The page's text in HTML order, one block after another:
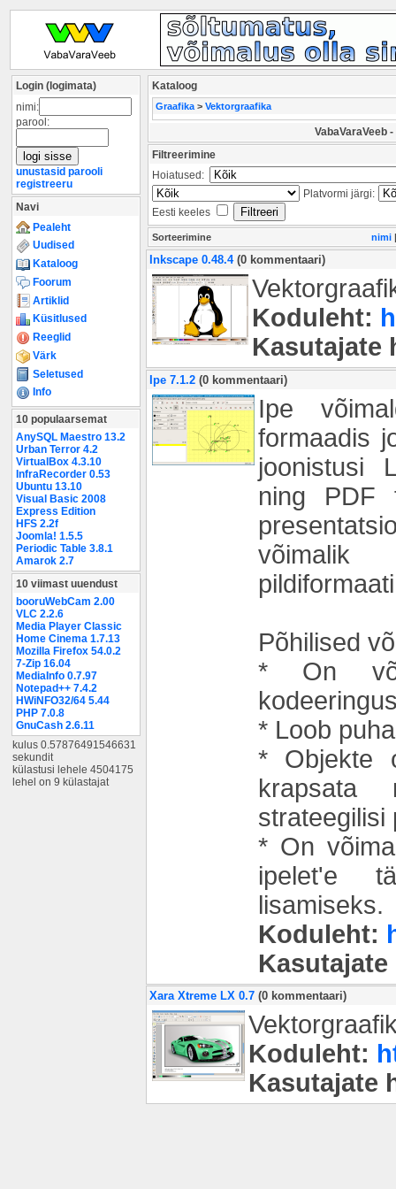
Login (logimata)
nimi:
parool:
unustasid parooli
registreeru
Navi
Pealeht
Uudised
Kataloog
Foorum
Artiklid
Küsitlused
Reeglid
Värk
Seletused
Info
10 populaarsemat
AnySQL Maestro 13.2
Urban Terror 4.2
VirtualBox 4.3.10
InfraRecorder 0.53
Ubuntu 13.10
Visual Basic 2008
Express Edition
HFS 2.2f
Joomla! 1.5.5
Periodic Table 3.8.1
Amarok 2.7
10 viimast uuendust
booruWebCam 2.00
VLC 2.2.6
Media Player Classic
Home Cinema 1.7.13
Mozilla Firefox 54.0.2
7-Zip 16.04
MediaInfo 0.7.97
Notepad++ 7.4.2
HWiNFO32/64 5.44
PHP 7.0.8
GnuCash 2.6.11
kulus 0.57876491546631
sekundit
külastusi lehele 4504175
lehel on 9 külastajat
Kataloog
Graafika > Vektorgraafika
VabaVaraVeeb
Filtreerimine
Hoiatused:
Platvormi järgi:
Eesti keeles
Sorteerimine nimi
Inkscape 0.48.4(0 kommentaari)
Koduleht:
Ipe 7.1.2 (0 kommentaari)
Ipe
formaadis
joonistusi
ning PDF
Põhilised
* On
* Loob
* Objekte
strateegilisi
* On
ipelet'e
lisamiseks.
Koduleht:
Xara Xtreme LX 0.7 (0 kommentaari)
Koduleht:
Kasutajate